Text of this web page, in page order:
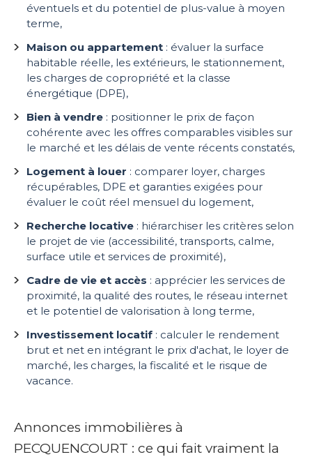
éventuels et du potentiel de plus-value à moyen
terme,
Maison ou appartement : évaluer la surface
habitable réelle, les extérieurs, le stationnement,
les charges de copropriété et la classe
énergétique (DPE),
Bien à vendre : positionner le prix de façon
cohérente avec les offres comparables visibles sur
le marché et les délais de vente récents constatés,
Logement à louer : comparer loyer, charges
récupérables, DPE et garanties exigées pour
évaluer le coût réel mensuel du logement,
Recherche locative : hiérarchiser les critères selon
le projet de vie (accessibilité, transports, calme,
surface utile et services de proximité),
Cadre de vie et accès : apprécier les services de
proximité, la qualité des routes, le réseau internet
et le potentiel de valorisation à long terme,
Investissement locatif : calculer le rendement
brut et net en intégrant le prix d'achat, le loyer de
marché, les charges, la fiscalité et le risque de
vacance.
Annonces immobilières à
PECQUENCOURT : ce qui fait vraiment la